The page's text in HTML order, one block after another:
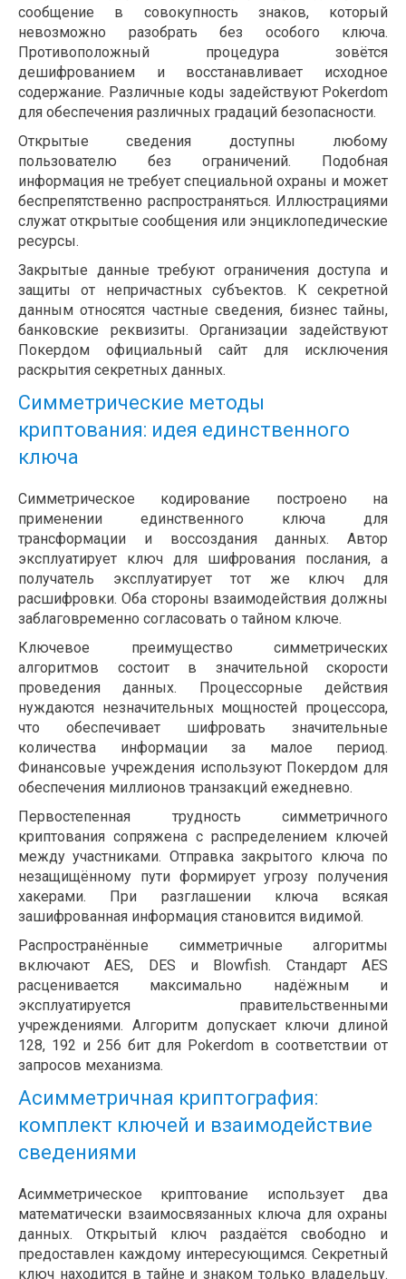
сообщение в совокупность знаков, который
невозможно разобрать без особого ключа.
Противоположный процедура зовётся
дешифрованием и восстанавливает исходное
содержание. Различные коды задействуют Pokerdom
для обеспечения различных градаций безопасности.
Открытые сведения доступны любому
пользователю без ограничений. Подобная
информация не требует специальной охраны и может
беспрепятственно распространяться. Иллюстрациями
служат открытые сообщения или энциклопедические
ресурсы.
Закрытые данные требуют ограничения доступа и
защиты от непричастных субъектов. К секретной
данным относятся частные сведения, бизнес тайны,
банковские реквизиты. Организации задействуют
Покердом официальный сайт для исключения
раскрытия секретных данных.
Симметрические методы
криптования: идея единственного
ключа
Симметрическое кодирование построено на
применении единственного ключа для
трансформации и воссоздания данных. Автор
эксплуатирует ключ для шифрования послания, а
получатель эксплуатирует тот же ключ для
расшифровки. Оба стороны взаимодействия должны
заблаговременно согласовать о тайном ключе.
Ключевое преимущество симметрических
алгоритмов состоит в значительной скорости
проведения данных. Процессорные действия
нуждаются незначительных мощностей процессора,
что обеспечивает шифровать значительные
количества информации за малое период.
Финансовые учреждения используют Покердом для
обеспечения миллионов транзакций ежедневно.
Первостепенная трудность симметричного
криптования сопряжена с распределением ключей
между участниками. Отправка закрытого ключа по
незащищённому пути формирует угрозу получения
хакерами. При разглашении ключа всякая
зашифрованная информация становится видимой.
Распространённые симметричные алгоритмы
включают AES, DES и Blowfish. Стандарт AES
расценивается максимально надёжным и
эксплуатируется правительственными
учреждениями. Алгоритм допускает ключи длиной
128, 192 и 256 бит для Pokerdom в соответствии от
запросов механизма.
Асимметричная криптография:
комплект ключей и взаимодействие
сведениями
Асимметрическое криптование использует два
математически взаимосвязанных ключа для охраны
данных. Открытый ключ раздаётся свободно и
предоставлен каждому интересующимся. Секретный
ключ находится в тайне и знаком только владельцу.